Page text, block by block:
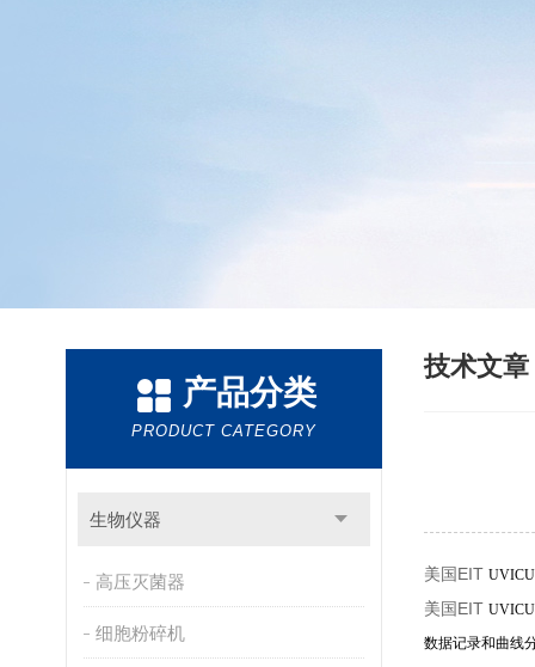
产品分类
PRODUCT CATEGORY
生物仪器
高压灭菌器
细胞粉碎机
技术文章
美国EIT
美国EIT
数据记录和曲线